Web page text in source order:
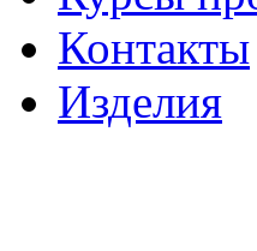
Контакты
Изделия